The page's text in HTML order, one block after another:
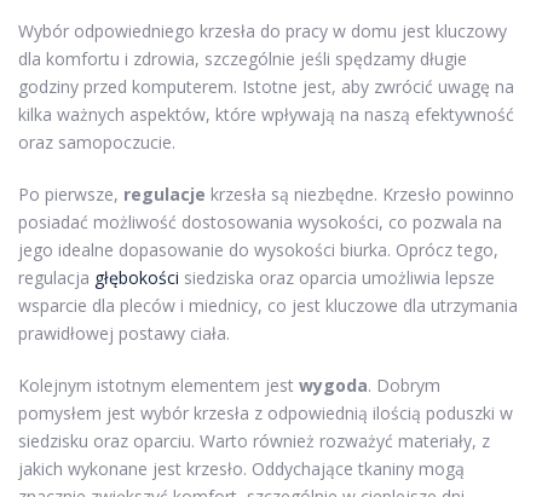
Wybór odpowiedniego krzesła do pracy w domu jest kluczowy
dla komfortu i zdrowia, szczególnie jeśli spędzamy długie
godziny przed komputerem. Istotne jest, aby zwrócić uwagę na
kilka ważnych aspektów, które wpływają na naszą efektywność
oraz samopoczucie.
Po pierwsze, regulacje krzesła są niezbędne. Krzesło powinno
posiadać możliwość dostosowania wysokości, co pozwala na
jego idealne dopasowanie do wysokości biurka. Oprócz tego,
regulacja głębokości siedziska oraz oparcia umożliwia lepsze
wsparcie dla pleców i miednicy, co jest kluczowe dla utrzymania
prawidłowej postawy ciała.
Kolejnym istotnym elementem jest wygoda. Dobrym
pomysłem jest wybór krzesła z odpowiednią ilością poduszki w
siedzisku oraz oparciu. Warto również rozważyć materiały, z
jakich wykonane jest krzesło. Oddychające tkaniny mogą